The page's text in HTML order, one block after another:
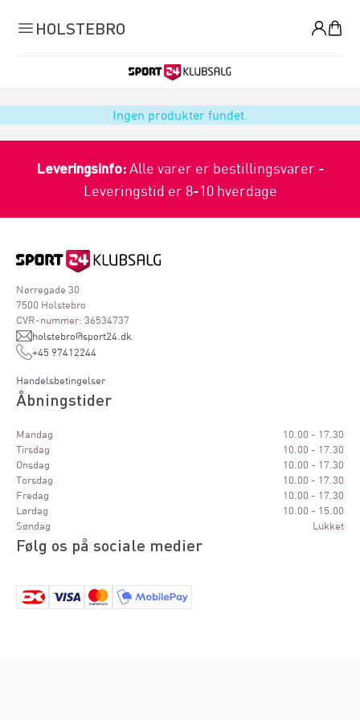
HOLSTEBRO
Ingen produkter fundet.
Leveringsinfo:Alle varer er bestillingsvarer -
Leveringstid er 8-10 hverdage
Nørregade 30
7500 Holstebro
CVR-nummer: 36534737
holstebro@sport24.dk
+45 97412244
Handelsbetingelser
Åbningstider
Mandag
10.00 - 17.30
Tirsdag
10.00 - 17.30
Onsdag
10.00 - 17.30
Torsdag
10.00 - 17.30
Fredag
10.00 - 17.30
Lørdag
10.00 - 15.00
Søndag
Lukket
Følg os på sociale medier